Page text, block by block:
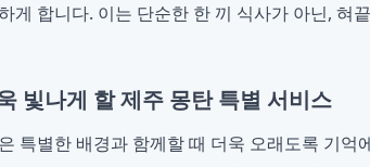
게 합니다. 이는 단순한 한 끼 식사가 아닌, 혀
빛나게 할 제주 몽탄 특별 서비스
특별한 배경과 함께할 때 더욱 오래도록 기억